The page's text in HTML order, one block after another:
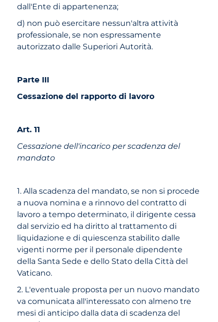
dall'Ente di appartenenza;
d) non può esercitare nessun'altra attività
professionale, se non espressamente
autorizzato dalle Superiori Autorità.
Parte III
Cessazione del rapporto di lavoro
Art. 11
Cessazione dell'incarico per scadenza del
mandato
1. Alla scadenza del mandato, se non si procede
a nuova nomina e a rinnovo del contratto di
lavoro a tempo determinato, il dirigente cessa
dal servizio ed ha diritto al trattamento di
liquidazione e di quiescenza stabilito dalle
vigenti norme per il personale dipendente
della Santa Sede e dello Stato della Città del
Vaticano.
2. L'eventuale proposta per un nuovo mandato
va comunicata all'interessato con almeno tre
mesi di anticipo dalla data di scadenza del